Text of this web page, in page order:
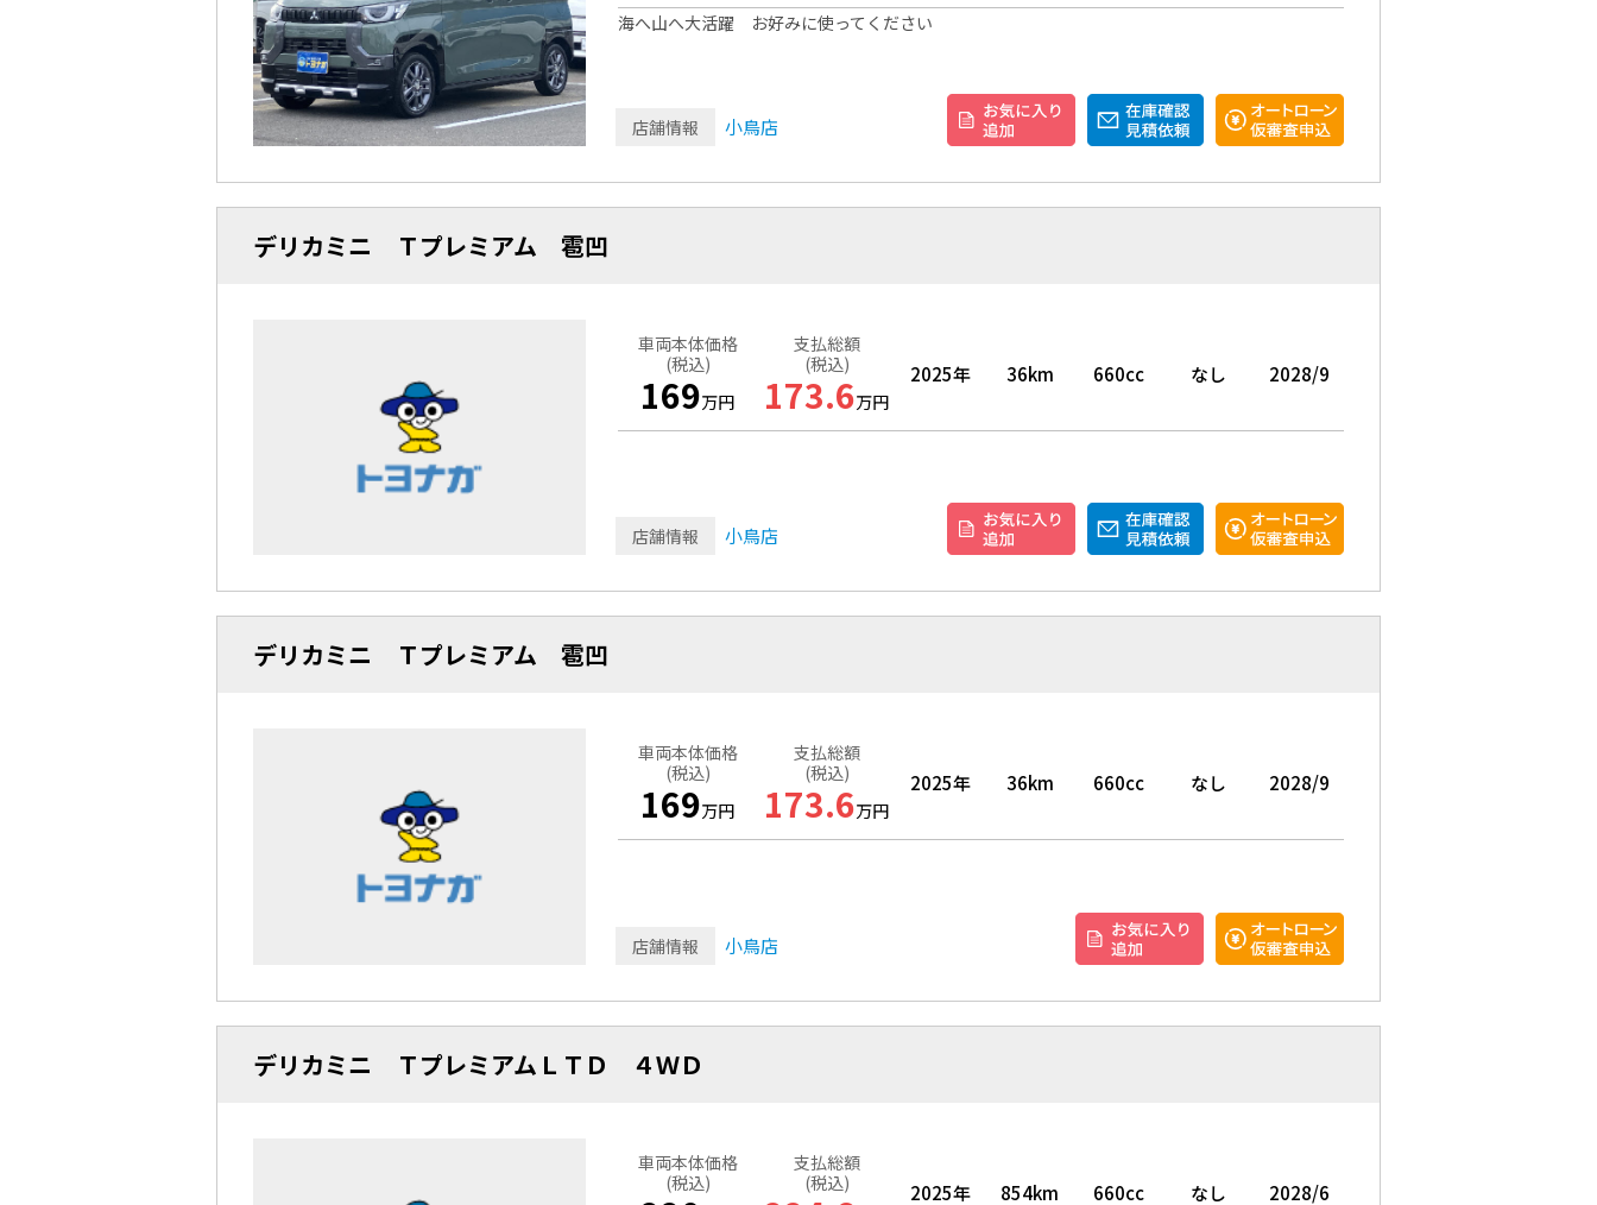
海へ山へ大活躍 お好みに使ってください
店舗情報 小鳥店
デリカミニ Ｔプレミアム 雹凹
車両本体価格
(税込)
169万円
支払総額
(税込)
173.6万円
2025年 36km 660cc なし 2028/9
店舗情報 小鳥店
デリカミニ Ｔプレミアム 雹凹
車両本体価格
(税込)
169万円
支払総額
(税込)
173.6万円
2025年 36km 660cc なし 2028/9
店舗情報 小鳥店
デリカミニ ＴプレミアムＬＴＤ ４ＷＤ
車両本体価格
(税込)
支払総額
(税込)
2025年 854km 660cc なし 2028/6